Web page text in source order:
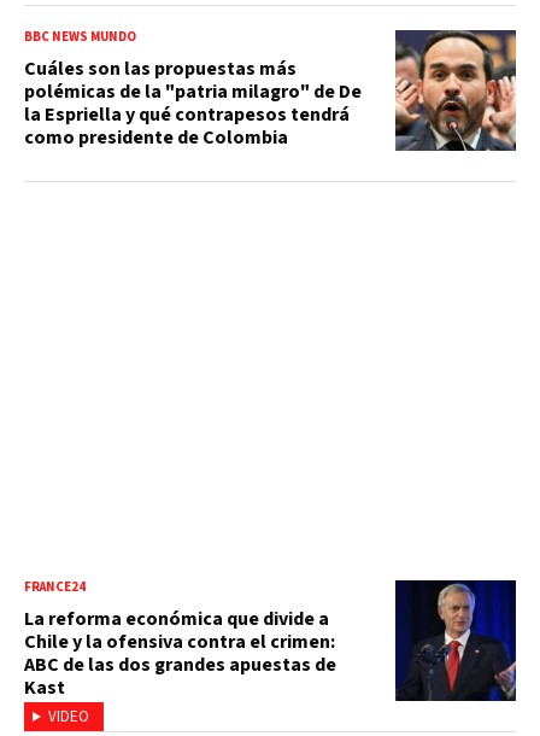
BBC NEWS MUNDO
Cuáles son las propuestas más
polémicas de la "patria milagro" de De
la Espriella y qué contrapesos tendrá
como presidente de Colombia
VIDEO
FRANCE24
La reforma económica que divide a
Chile y la ofensiva contra el crimen:
ABC de las dos grandes apuestas de
Kast